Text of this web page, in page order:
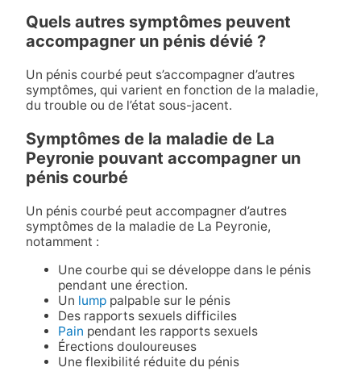
Quels autres symptômes peuvent
accompagner un pénis dévié ?
Un pénis courbé peut s’accompagner d’autres
symptômes, qui varient en fonction de la maladie,
du trouble ou de l’état sous-jacent.
Symptômes de la maladie de La
Peyronie pouvant accompagner un
pénis courbé
Un pénis courbé peut accompagner d’autres
symptômes de la maladie de La Peyronie,
notamment :
Une courbe qui se développe dans le pénis
pendant une érection.
Un lumppalpable sur le pénis
Des rapports sexuels difficiles
Pain pendant les rapports sexuels
Érections douloureuses
Une flexibilité réduite du pénis